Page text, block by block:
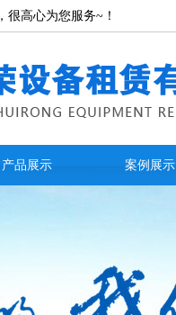
高心为您服务~！
产品展示 案例展示